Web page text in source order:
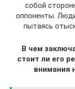
собой
оппоненты.
пытаясь
В чем
стоит ли его
внимания